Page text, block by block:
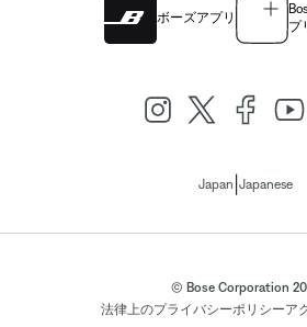
ボーズアプリ
プ
Japan Japanese
© Bose Corporation
法律上のプライバシーポリシーア